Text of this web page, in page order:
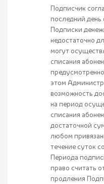
Подписчик
последний день
Подписки
недостаточно
могут
списания
этом
возможность
на период
списания
достаточной
любом
течение суток
Периода
право считать
продления